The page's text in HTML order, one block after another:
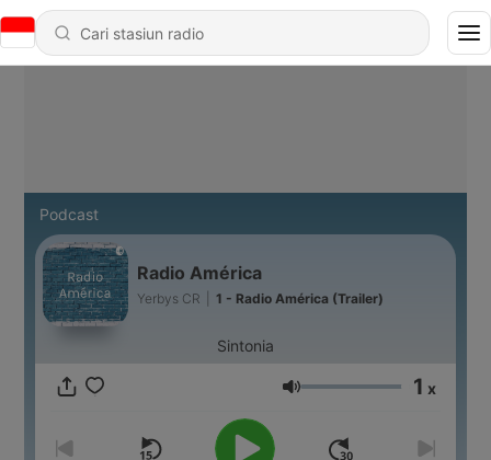
Podcast
Radio América
Yerbys CR 1 - Radio América (Trailer)
Sintonia
Volume 1 x